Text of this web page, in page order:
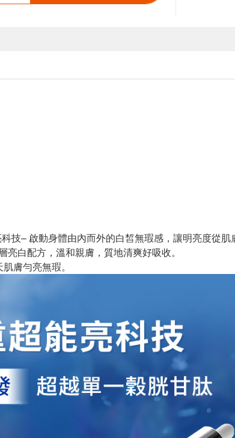
技– 啟動身體由內而外的白皙無瑕感，讓明亮度從肌
白配方，溫和親膚，質地清爽好吸收。
膚勻亮無瑕。